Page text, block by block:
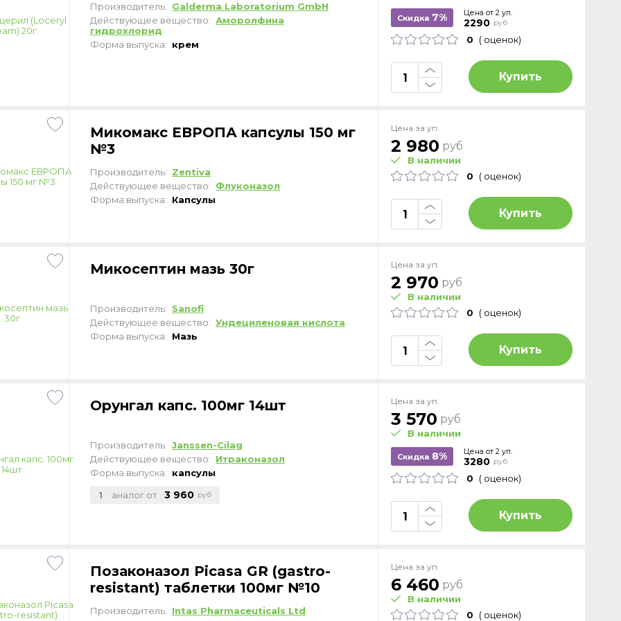
Производитель: Galderma Laboratorium GmbH
Действующее вещество: Аморолфина
гидрохлорид
Форма выпуска: крем
Скидка 7% Цена от 2 уп.
2290 руб
0 ( оценок)
Купить
Микомакс ЕВРОПА капсулы 150 мг
№3
Производитель: Zentiva
Действующее вещество: Флуконазол
Форма выпуска: Капсулы
Цена за уп.
2 980 руб
В наличии
0
( оценок)
Купить
Микосептин мазь 30г
Производитель: Sanofi
Действующее вещество: Ундециленовая кислота
Форма выпуска: Мазь
Цена за уп.
2 970 руб
В наличии
0
( оценок)
Купить
Орунгал капс. 100мг 14шт
Производитель: Janssen-Cilag
Действующее вещество: Итраконазол
Форма выпуска: капсулы
1
аналог от 3 960 руб
Цена за уп.
3 570 руб
В наличии
Скидка 8% Цена от 2 уп.
3280 руб
0 ( оценок)
Купить
Позаконазол Picasa GR (gastro-
resistant) таблетки 100мг №10
Производитель: Intas Pharmaceuticals Ltd
Цена за уп.
6 460 руб
В наличии
0
( оценок)